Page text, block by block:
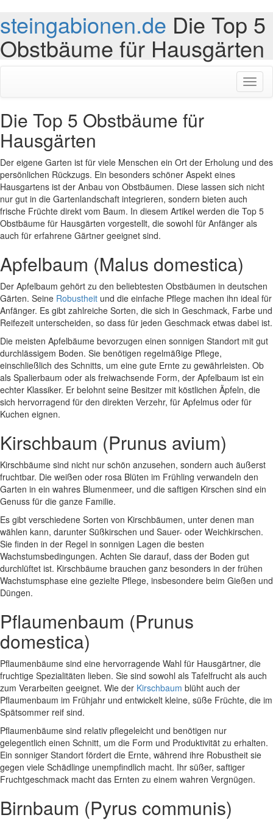
steingabionen.de Die Top 5
Obstbäume für Hausgärten
Die Top 5 Obstbäume für
Hausgärten
Der eigene Garten ist für viele Menschen ein Ort der Erholung und des
persönlichen Rückzugs. Ein besonders schöner Aspekt eines
Hausgartens ist der Anbau von Obstbäumen. Diese lassen sich nicht
nur gut in die Gartenlandschaft integrieren, sondern bieten auch
frische Früchte direkt vom Baum. In diesem Artikel werden die Top 5
Obstbäume für Hausgärten vorgestellt, die sowohl für Anfänger als
auch für erfahrene Gärtner geeignet sind.
Apfelbaum (Malus domestica)
Der Apfelbaum gehört zu den beliebtesten Obstbäumen in deutschen
Gärten. Seine Robustheit und die einfache Pflege machen ihn ideal für
Anfänger. Es gibt zahlreiche Sorten, die sich in Geschmack, Farbe und
Reifezeit unterscheiden, so dass für jeden Geschmack etwas dabei ist.
Die meisten Apfelbäume bevorzugen einen sonnigen Standort mit gut
durchlässigem Boden. Sie benötigen regelmäßige Pflege,
einschließlich des Schnitts, um eine gute Ernte zu gewährleisten. Ob
als Spalierbaum oder als freiwachsende Form, der Apfelbaum ist ein
echter Klassiker. Er belohnt seine Besitzer mit köstlichen Äpfeln, die
sich hervorragend für den direkten Verzehr, für Apfelmus oder für
Kuchen eignen.
Kirschbaum (Prunus avium)
Kirschbäume sind nicht nur schön anzusehen, sondern auch äußerst
fruchtbar. Die weißen oder rosa Blüten im Frühling verwandeln den
Garten in ein wahres Blumenmeer, und die saftigen Kirschen sind ein
Genuss für die ganze Familie.
Es gibt verschiedene Sorten von Kirschbäumen, unter denen man
wählen kann, darunter Süßkirschen und Sauer- oder Weichkirschen.
Sie finden in der Regel in sonnigen Lagen die besten
Wachstumsbedingungen. Achten Sie darauf, dass der Boden gut
durchlüftet ist. Kirschbäume brauchen ganz besonders in der frühen
Wachstumsphase eine gezielte Pflege, insbesondere beim Gießen und
Düngen.
Pflaumenbaum (Prunus
domestica)
Pflaumenbäume sind eine hervorragende Wahl für Hausgärtner, die
fruchtige Spezialitäten lieben. Sie sind sowohl als Tafelfrucht als auch
zum Verarbeiten geeignet. Wie der Kirschbaum blüht auch der
Pflaumenbaum im Frühjahr und entwickelt kleine, süße Früchte, die im
Spätsommer reif sind.
Pflaumenbäume sind relativ pflegeleicht und benötigen nur
gelegentlich einen Schnitt, um die Form und Produktivität zu erhalten.
Ein sonniger Standort fördert die Ernte, während ihre Robustheit sie
gegen viele Schädlinge unempfindlich macht. Ihr süßer, saftiger
Fruchtgeschmack macht das Ernten zu einem wahren Vergnügen.
Birnbaum (Pyrus communis)